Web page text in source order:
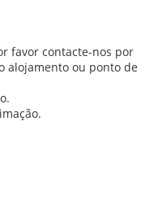
favor contacte-nos por
alojamento ou ponto de